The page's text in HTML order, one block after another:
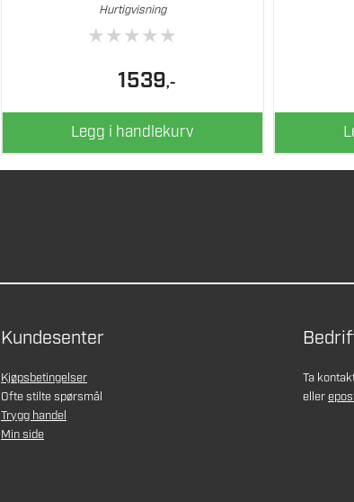
Hurtigvisning
★★★★★
1539,-
Legg i handlekurv
Kundesenter
Kjøpsbetingelser
Ofte stilte spørsmål
Trygg handel
Min side
Ta
eller